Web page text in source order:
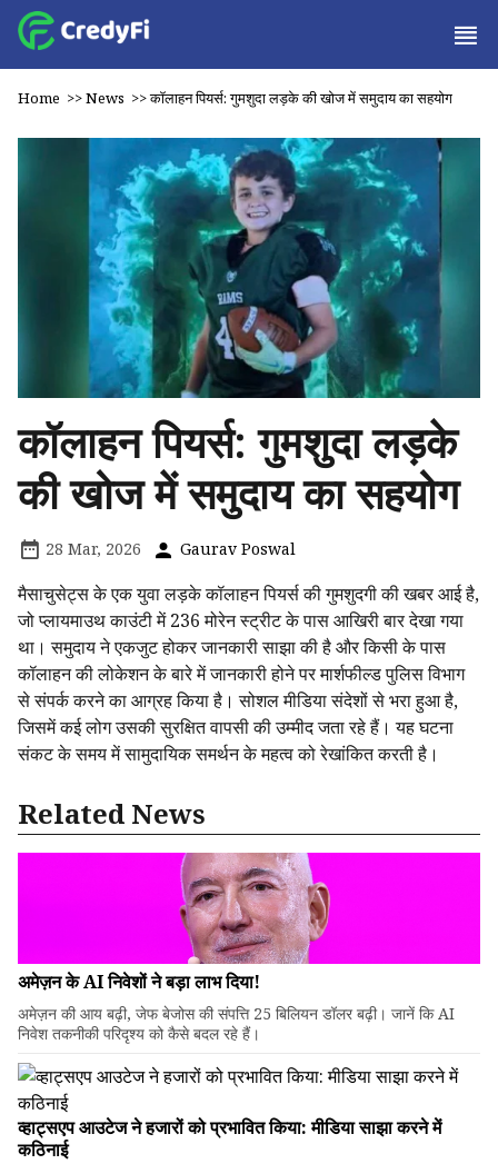
Home >>News >>कॉलाहन पियर्स: गुमशुदा लड़के की खोज में समुदाय का सहयोग
कॉलाहन पियर्स: गुमशुदा लड़के
की खोज में समुदाय का सहयोग
28 Mar, 2026 Gaurav Poswal
मैसाचुसेट्स के एक युवा लड़के कॉलाहन पियर्स की गुमशुदगी की खबर आई है,
जो प्लायमाउथ काउंटी में 236 मोरेन स्ट्रीट के पास आखिरी बार देखा गया
था। समुदाय ने एकजुट होकर जानकारी साझा की है और किसी के पास
कॉलाहन की लोकेशन के बारे में जानकारी होने पर मार्शफील्ड पुलिस विभाग
से संपर्क करने का आग्रह किया है। सोशल मीडिया संदेशों से भरा हुआ है,
जिसमें कई लोग उसकी सुरक्षित वापसी की उम्मीद जता रहे हैं। यह घटना
संकट के समय में सामुदायिक समर्थन के महत्व को रेखांकित करती है।
Related News
अमेज़न के AI निवेशों ने बड़ा लाभ दिया!
अमेज़न की आय बढ़ी, जेफ बेजोस की संपत्ति 25 बिलियन डॉलर बढ़ी। जानें कि AI
निवेश तकनीकी परिदृश्य को कैसे बदल रहे हैं।
व्हाट्सएप आउटेज ने हजारों को प्रभावित किया: मीडिया साझा करने में
कठिनाई